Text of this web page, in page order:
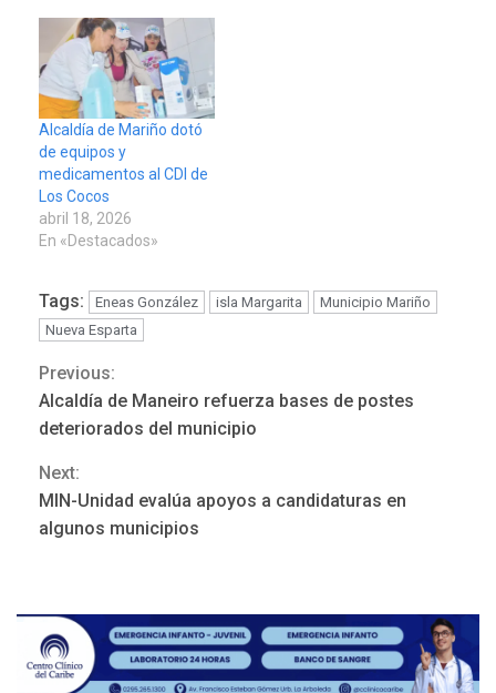
Alcaldía de Mariño dotó
de equipos y
medicamentos al CDI de
Los Cocos
abril 18, 2026
En «Destacados»
Tags: Eneas González isla Margarita
Municipio Mariño
Nueva Esparta
Continue
Reading
Previous:
Alcaldía de Maneiro refuerza bases de postes
deteriorados del municipio
Next:
MIN-Unidad evalúa apoyos a candidaturas en
algunos municipios
3
Mariño fortalece capacidad
operativa con flota
gestión
4
la altura de Macho Muerto
REGIONALES
TECNOLOGÍA